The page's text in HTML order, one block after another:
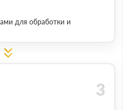
для обработки и